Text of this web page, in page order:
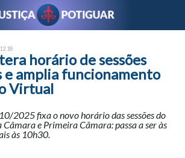
horário de sessões
e amplia funcionamento
Virtual
2025 fixa o novo horário das sessões do
Câmara e Primeira Câmara: passa a ser às
às 10h30.